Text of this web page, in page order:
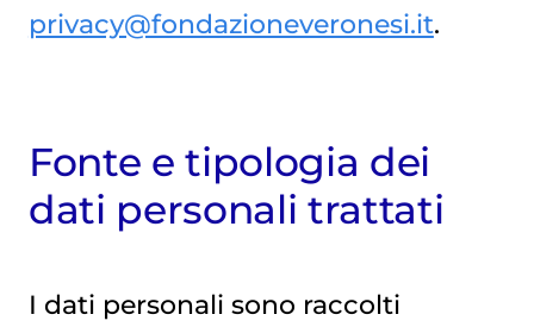
privacy@fondazioneveronesi.it.
Fonte e tipologia dei
dati personali trattati
I dati personali sono raccolti